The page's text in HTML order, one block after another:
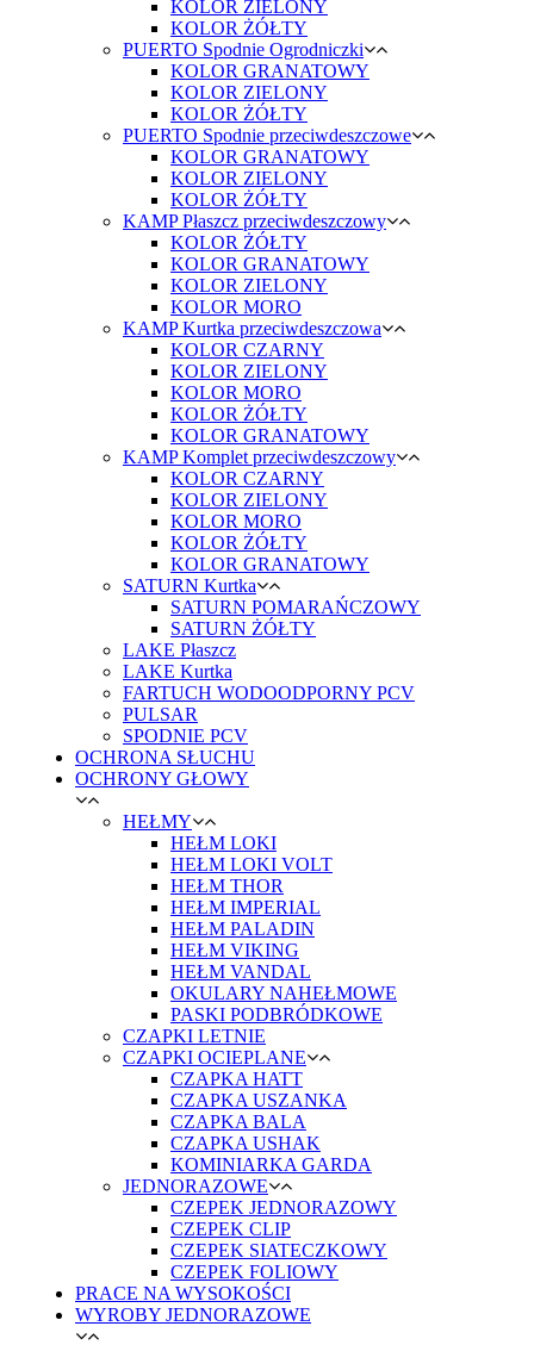
KOLOR ZIELONY
KOLOR ŻÓŁTY
PUERTO Spodnie Ogrodniczki
KOLOR GRANATOWY
KOLOR ZIELONY
KOLOR ŻÓŁTY
PUERTO Spodnie przeciwdeszczowe
KOLOR GRANATOWY
KOLOR ZIELONY
KOLOR ŻÓŁTY
KAMP Płaszcz przeciwdeszczowy
KOLOR ŻÓŁTY
KOLOR GRANATOWY
KOLOR ZIELONY
KOLOR MORO
KAMP Kurtka przeciwdeszczowa
KOLOR CZARNY
KOLOR ZIELONY
KOLOR MORO
KOLOR ŻÓŁTY
KOLOR GRANATOWY
KAMP Komplet przeciwdeszczowy
KOLOR CZARNY
KOLOR ZIELONY
KOLOR MORO
KOLOR ŻÓŁTY
KOLOR GRANATOWY
SATURN Kurtka
SATURN POMARAŃCZOWY
SATURN ŻÓŁTY
LAKE Płaszcz
LAKE Kurtka
FARTUCH WODOODPORNY PCV
PULSAR
SPODNIE PCV
OCHRONA SŁUCHU
OCHRONY GŁOWY
HEŁMY
HEŁM LOKI
HEŁM LOKI VOLT
HEŁM THOR
HEŁM IMPERIAL
HEŁM PALADIN
HEŁM VIKING
HEŁM VANDAL
OKULARY NAHEŁMOWE
PASKI PODBRÓDKOWE
CZAPKI LETNIE
CZAPKI OCIEPLANE
CZAPKA HATT
CZAPKA USZANKA
CZAPKA BALA
CZAPKA USHAK
KOMINIARKA GARDA
JEDNORAZOWE
CZEPEK JEDNORAZOWY
CZEPEK CLIP
CZEPEK SIATECZKOWY
CZEPEK FOLIOWY
PRACE NA WYSOKOŚCI
WYROBY JEDNORAZOWE